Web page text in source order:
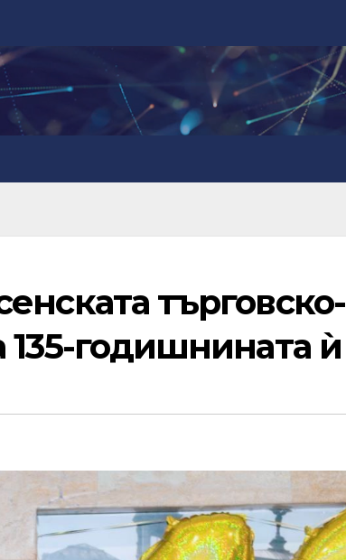
търговско-
135-годишнината ѝ